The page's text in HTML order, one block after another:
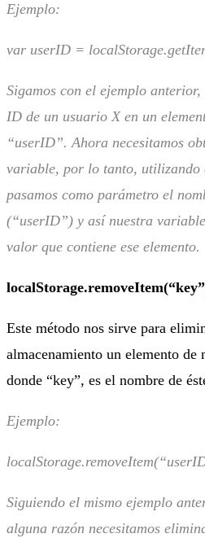
Ejemplo:
var userID =
Sigamos con el ejemplo anterior,
ID de un usuario X en un
“userID”. Ahora necesitamos
variable, por lo tanto, utilizando
pasamos como parámetro el
(“userID”) y así nuestra
valor que contiene ese elemento.
Este método nos sirve para
almacenamiento un elemento de
donde “key”, es el nombre de
Ejemplo:
Siguiendo el mismo ejemplo
alguna razón necesitamos